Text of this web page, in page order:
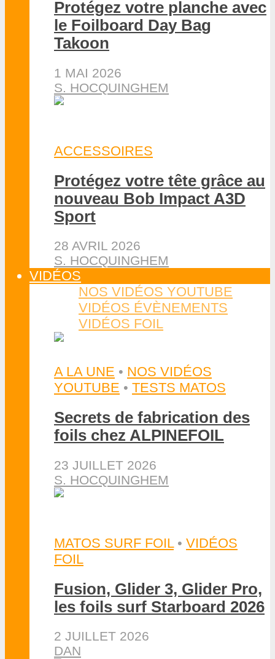
Protégez votre planche avec
le Foilboard Day Bag
Takoon
1 MAI 2026
S. HOCQUINGHEM
ACCESSOIRES
Protégez votre tête grâce au
nouveau Bob Impact A3D
Sport
28 AVRIL 2026
S. HOCQUINGHEM
VIDÉOS
NOS VIDÉOS YOUTUBE
VIDÉOS ÉVÈNEMENTS
VIDÉOS FOIL
A LA UNE • NOS VIDÉOS
YOUTUBE • TESTS MATOS
Secrets de fabrication des
foils chez ALPINEFOIL
23 JUILLET 2026
S. HOCQUINGHEM
MATOS SURF FOIL • VIDÉOS
FOIL
Fusion, Glider 3, Glider Pro,
les foils surf Starboard 2026
2 JUILLET 2026
DAN